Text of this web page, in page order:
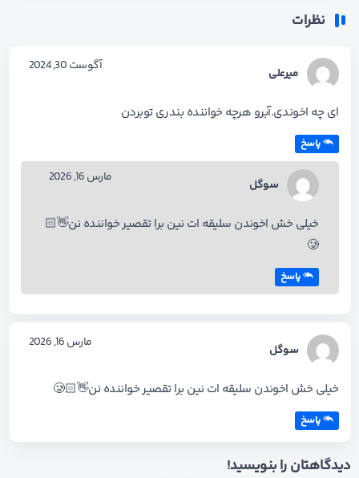
نظرات
میرعلی آگوست 30, 2024
ای چه اخوندی.آبرو هرچه خواننده بندری توبردن
پاسخ
سوگل مارس 16, 2026
خیلی خش اخوندن سلیقه ات نین برا تقصیر خواننده نن👋🏻
🥲
پاسخ
سوگل مارس 16, 2026
خیلی خش اخوندن سلیقه ات نین برا تقصیر خواننده نن👋🏻🥲
پاسخ
دیدگاهتان را بنویسید!